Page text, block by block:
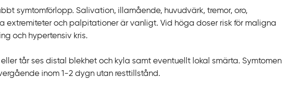
symtomförlopp. Salivation, illamående, huvudvärk, tremor, oro,
extremiteter och palpitationer är vanligt. Vid höga doser risk för maligna
och hypertensiv kris.
tår ses distal blekhet och kyla samt eventuellt lokal smärta. Symtomen
inom 1-2 dygn utan resttillstånd.